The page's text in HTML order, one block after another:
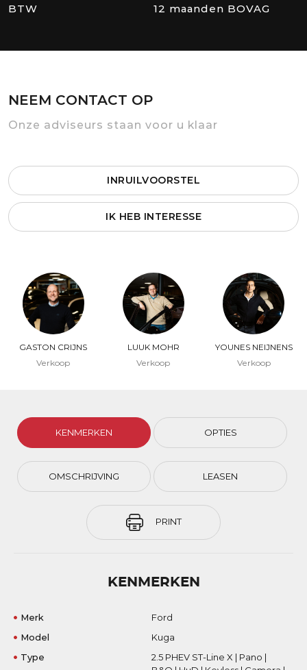
BTW
12 maanden BOVAG
NEEM CONTACT OP
Onze adviseurs staan voor u klaar
INRUILVOORSTEL
IK HEB INTERESSE
GASTON CRIJNS
Verkoop
LUUK MOHR
Verkoop
YOUNES NEIJNENS
Verkoop
KENMERKEN OPTIES
OMSCHRIJVING LEASEN
PRINT
KENMERKEN
Merk
Ford
Model
Kuga
Type
2.5 PHEV ST-Line X | Pano |